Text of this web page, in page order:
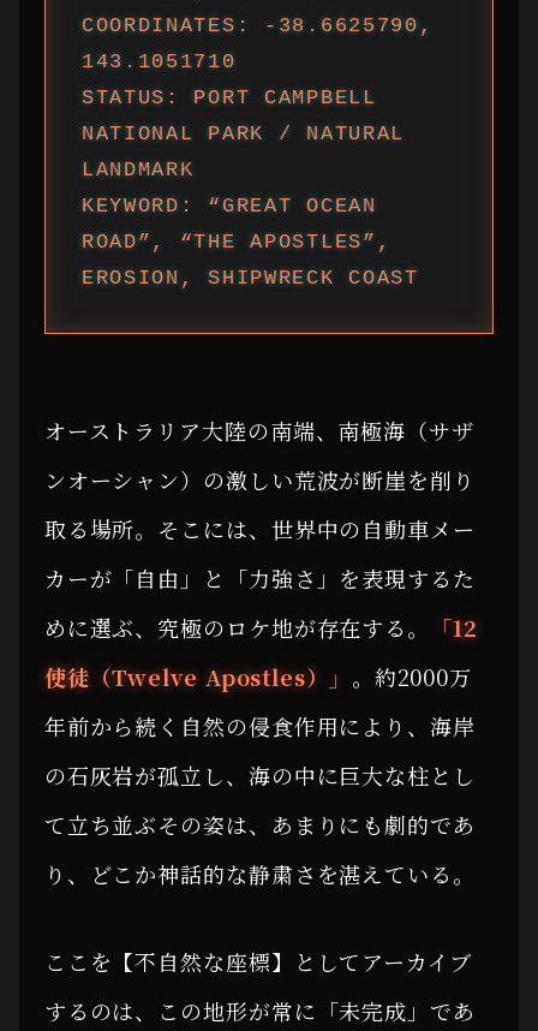
COORDINATES: -38.6625790,
143.1051710
STATUS: PORT CAMPBELL
NATIONAL PARK / NATURAL
LANDMARK
KEYWORD: “GREAT OCEAN
ROAD”, “THE APOSTLES”,
EROSION, SHIPWRECK COAST
オーストラリア大陸の南端、南極海（サザ
ンオーシャン）の激しい荒波が断崖を削り
取る場所。そこには、世界中の自動車メー
カーが「自由」と「力強さ」を表現するた
めに選ぶ、究極のロケ地が存在する。
「12
使徒（Twelve Apostles）」 。約2000万
年前から続く自然の侵食作用により、海岸
の石灰岩が孤立し、海の中に巨大な柱とし
て立ち並ぶその姿は、あまりにも劇的であ
り、どこか神話的な静粛さを湛えている。
ここを【不自然な座標】としてアーカイブ
するのは、この地形が常に「未完成」であ